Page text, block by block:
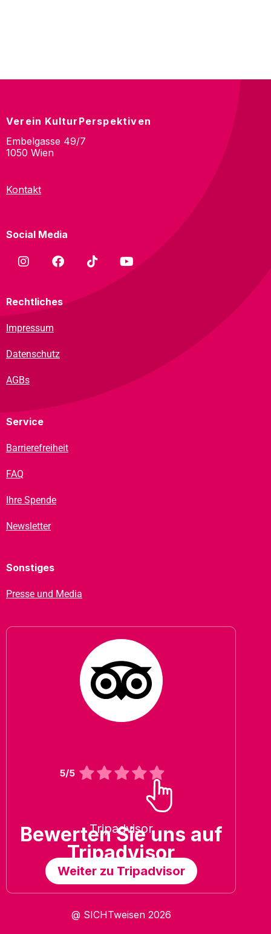
Verein KulturPerspektiven
Embelgasse 49/7
1050 Wien
Kontakt
Social Media
Rechtliches
Impressum
Datenschutz
AGBs
Service
Barrierefreiheit
FAQ
Ihre Spende
Newsletter
Sonstiges
Presse und Media
Tripadvisor
Bewerten Sie uns auf
Tripadvisor
Weiter zu Tripadvisor
@ SICHTweisen 2026